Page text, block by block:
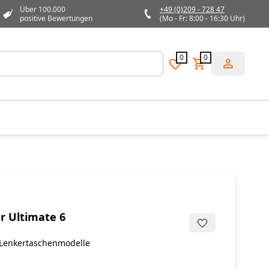
Über 100.000
positive Bewertungen
+49 (0)209 - 728 47
(Mo - Fr: 8:00 - 16:30 Uhr)
0 0
Ultimate 6